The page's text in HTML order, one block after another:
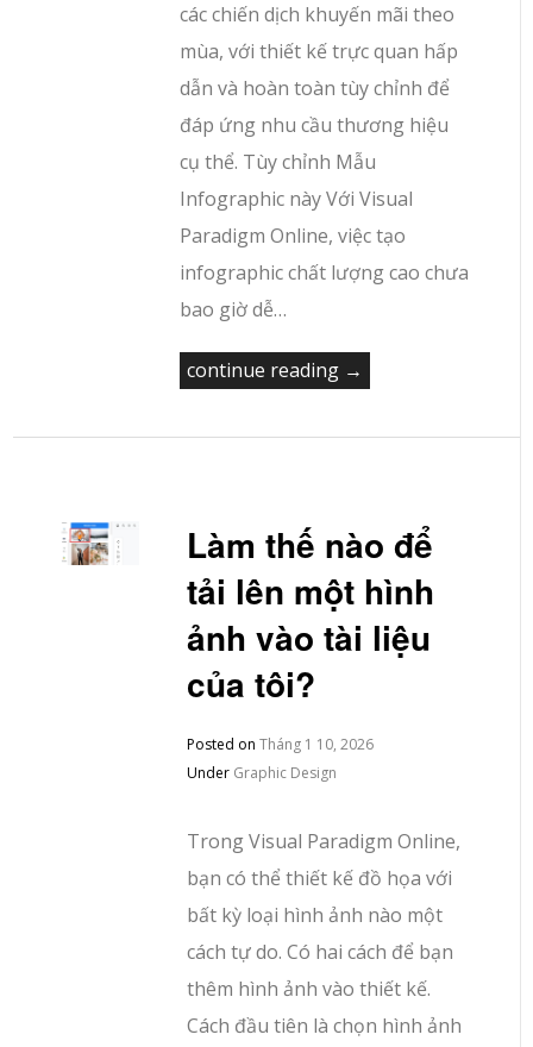
các chiến dịch khuyến mãi theo
mùa, với thiết kế trực quan hấp
dẫn và hoàn toàn tùy chỉnh để
đáp ứng nhu cầu thương hiệu
cụ thể. Tùy chỉnh Mẫu
Infographic này Với Visual
Paradigm Online, việc tạo
infographic chất lượng cao chưa
bao giờ dễ…
continue reading →
Làm thế nào để
tải lên một hình
ảnh vào tài liệu
của tôi?
Posted onTháng 1 10, 2026
Under Graphic Design
Trong Visual Paradigm Online,
bạn có thể thiết kế đồ họa với
bất kỳ loại hình ảnh nào một
cách tự do. Có hai cách để bạn
thêm hình ảnh vào thiết kế.
Cách đầu tiên là chọn hình ảnh